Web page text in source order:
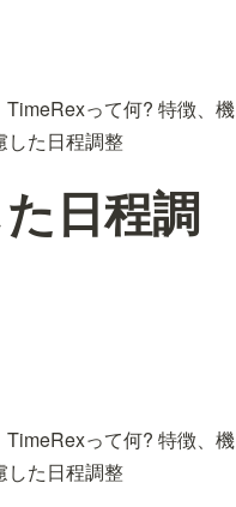
TimeRexって何? 特徴、機
した日程調整
日程調
TimeRexって何? 特徴、機
した日程調整